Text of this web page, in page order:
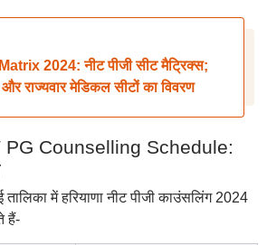
2024: नीट पीजी सीट मैट्रिक्स;
और राज्यवार मेडिकल सीटों का विवरण
PG Counselling Schedule:
तालिका में हरियाणा नीट पीजी काउंसलिंग 2024
हैं-